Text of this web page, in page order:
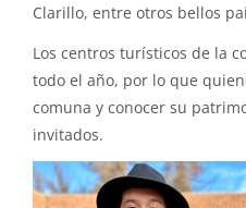
Clarillo, entre otros bellos
Los centros turísticos de la
todo el año, por lo que
comuna y conocer su
invitados.